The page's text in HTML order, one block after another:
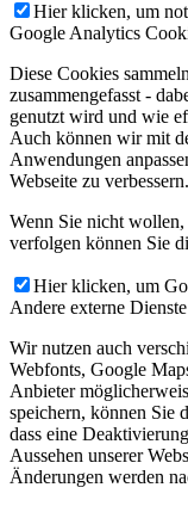
Hier klicken, um
Google Analytics
Diese Cookies
zusammengefasst -
genutzt wird und wie
Auch können wir mit
Anwendungen
Webseite zu verbessern.
Wenn Sie nicht wollen,
verfolgen können Sie
Hier klicken, um
Andere externe Dienste
Wir nutzen auch
Webfonts, Google
Anbieter
speichern, können Sie
dass eine
Aussehen unserer
Änderungen werden